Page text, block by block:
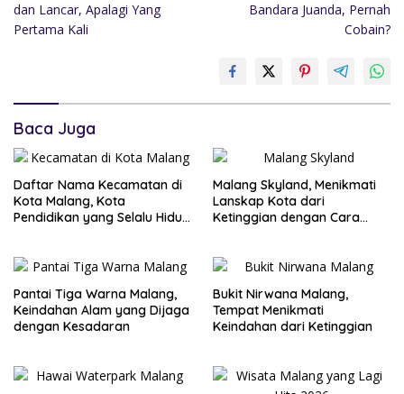
dan Lancar, Apalagi Yang
Pertama Kali
Bandara Juanda, Pernah
Cobain?
Baca Juga
Daftar Nama Kecamatan di
Kota Malang, Kota
Pendidikan yang Selalu Hidup
Malang Skyland, Menikmati
Lanskap Kota dari
Ketinggian dengan Cara
Pantai Tiga Warna Malang,
Keindahan Alam yang Dijaga
dengan Kesadaran
Bukit Nirwana Malang,
Tempat Menikmati
Keindahan dari Ketinggian